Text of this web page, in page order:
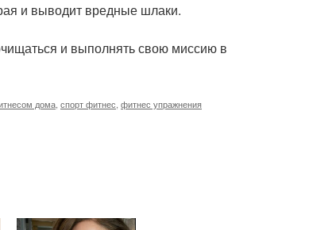
и выводит вредные шлаки.
и выполнять свою миссию в
дома спорт фитнес фитнес упражнения